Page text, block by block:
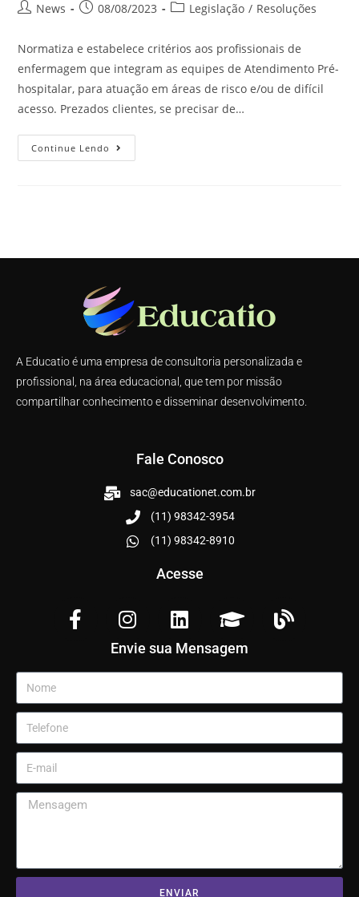
News 08/08/2023 Legislação / Resoluções
Normatiza e estabelece critérios aos profissionais de
enfermagem que integram as equipes de Atendimento Pré-
hospitalar, para atuação em áreas de risco e/ou de difícil
acesso. Prezados clientes, se precisar de…
Continue Lendo
A Educatio é uma empresa de consultoria personalizada e
profissional, na área educacional, que tem por missão
compartilhar conhecimento e disseminar desenvolvimento.
Fale Conosco
sac@educationet.com.br
(11) 98342-3954
(11) 98342-8910
Acesse
Envie sua Mensagem
ENVIAR